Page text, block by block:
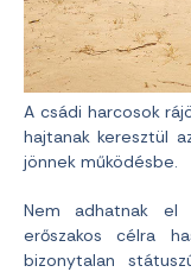
A csádi harcosok
hajtanak keresztül
jönnek működésbe.
Nem adhatnak el
erőszakos célra
bizonytalan